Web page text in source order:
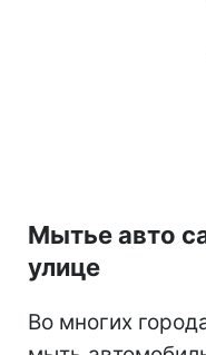
Мытье авто
улице
Во многих